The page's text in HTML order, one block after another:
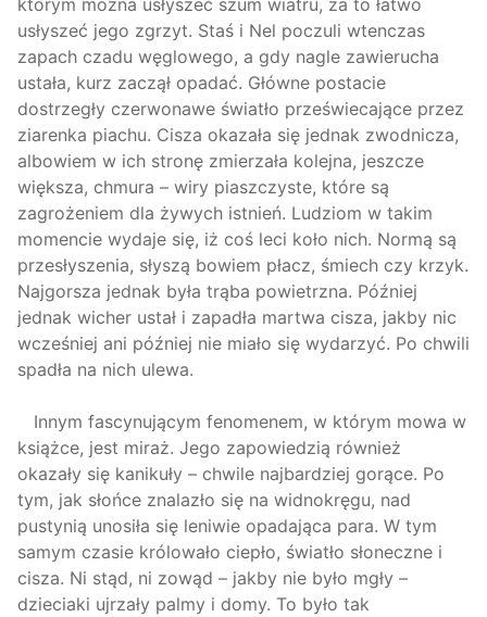
usłyszeć jego zgrzyt. Staś i Nel poczuli wtenczas
zapach czadu węglowego, a gdy nagle zawierucha
ustała, kurz zaczął opadać. Główne postacie
dostrzegły czerwonawe światło przeświecające przez
ziarenka piachu. Cisza okazała się jednak zwodnicza,
albowiem w ich stronę zmierzała kolejna, jeszcze
większa, chmura – wiry piaszczyste, które są
zagrożeniem dla żywych istnień. Ludziom w takim
momencie wydaje się, iż coś leci koło nich. Normą są
przesłyszenia, słyszą bowiem płacz, śmiech czy krzyk.
Najgorsza jednak była trąba powietrzna. Później
jednak wicher ustał i zapadła martwa cisza, jakby nic
wcześniej ani później nie miało się wydarzyć. Po chwili
spadła na nich ulewa.
Innym fascynującym fenomenem, w którym mowa w
książce, jest miraż. Jego zapowiedzią również
okazały się kanikuły – chwile najbardziej gorące. Po
tym, jak słońce znalazło się na widnokręgu, nad
pustynią unosiła się leniwie opadająca para. W tym
samym czasie królowało ciepło, światło słoneczne i
cisza. Ni stąd, ni zowąd – jakby nie było mgły –
dzieciaki ujrzały palmy i domy. To było tak